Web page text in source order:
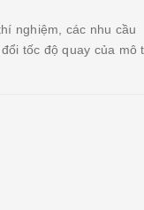
nghiệm, các nhu cầu
tốc độ quay của mô